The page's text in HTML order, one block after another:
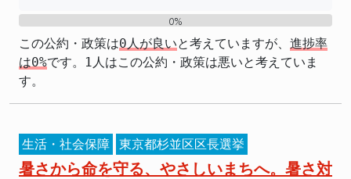
0%
この公約・政策は0人が良いと考えていますが、 進捗率
は0%です。1人はこの公約・政策は悪いと考えていま
す。
生活・社会保障 東京都杉並区区長選挙
暑さから命を守る、やさしいまちへ。暑さ対